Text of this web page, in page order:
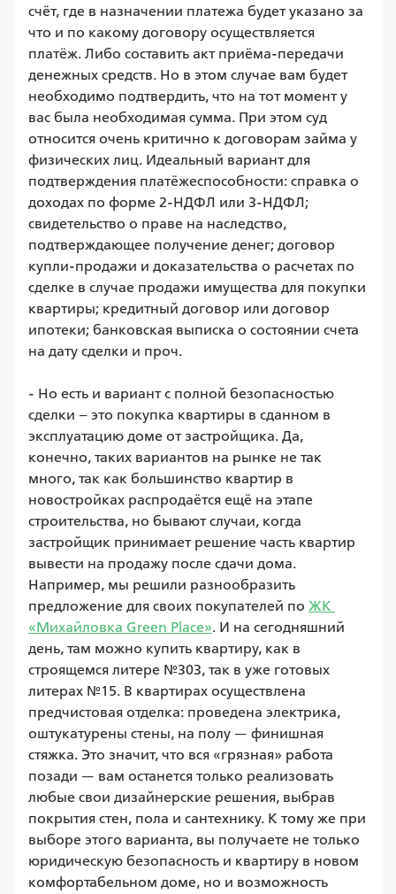
счёт, где в назначении платежа будет указано за
что и по какому договору осуществляется
платёж. Либо составить акт приёма-передачи
денежных средств. Но в этом случае вам будет
необходимо подтвердить, что на тот момент у
вас была необходимая сумма. При этом суд
относится очень критично к договорам займа у
физических лиц. Идеальный вариант для
подтверждения платёжеспособности: справка о
доходах по форме 2-НДФЛ или 3-НДФЛ;
свидетельство о праве на наследство,
подтверждающее получение денег; договор
купли-продажи и доказательства о расчетах по
сделке в случае продажи имущества для покупки
квартиры; кредитный договор или договор
ипотеки; банковская выписка о состоянии счета
на дату сделки и проч.
- Но есть и вариант с полной безопасностью
сделки – это покупка квартиры в сданном в
эксплуатацию доме от застройщика. Да,
конечно, таких вариантов на рынке не так
много, так как большинство квартир в
новостройках распродаётся ещё на этапе
строительства, но бывают случаи, когда
застройщик принимает решение часть квартир
вывести на продажу после сдачи дома.
Например, мы решили разнообразить
предложение для своих покупателей по ЖК
«Михайловка Green Place». И на сегодняшний
день, там можно купить квартиру, как в
строящемся литере №303, так в уже готовых
литерах №15. В квартирах осуществлена
предчистовая отделка: проведена электрика,
оштукатурены стены, на полу — финишная
стяжка. Это значит, что вся «грязная» работа
позади — вам останется только реализовать
любые свои дизайнерские решения, выбрав
покрытия стен, пола и сантехнику. К тому же при
выборе этого варианта, вы получаете не только
юридическую безопасность и квартиру в новом
комфортабельном доме, но и возможность